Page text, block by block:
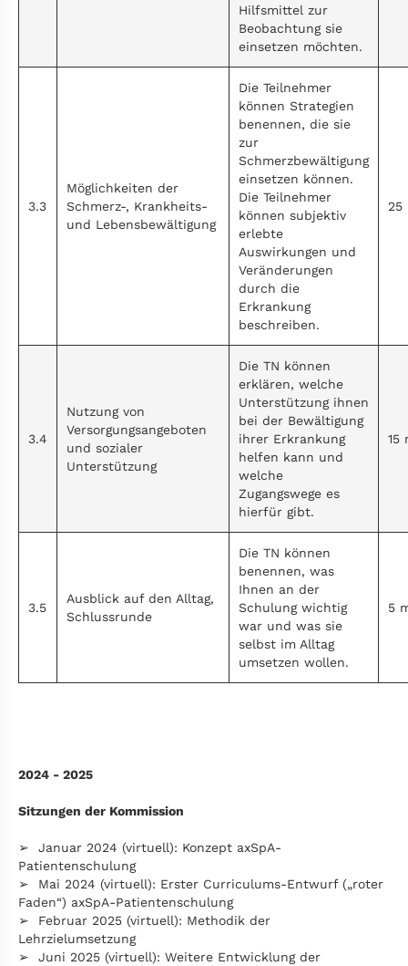
Hilfsmittel zur
Beobachtung sie
einsetzen möchten.
3.3
Möglichkeiten der
Schmerz-, Krankheits-
und Lebensbewältigung
Die Teilnehmer
können Strategien
benennen, die sie
zur
Schmerzbewältigung
einsetzen können.
Die Teilnehmer
können subjektiv
erlebte
Auswirkungen und
Veränderungen
durch die
Erkrankung
beschreiben.
25
3.4
Nutzung von
Versorgungsangeboten
und sozialer
Unterstützung
Die TN können
erklären, welche
Unterstützung ihnen
bei der Bewältigung
ihrer Erkrankung
helfen kann und
welche
Zugangswege es
hierfür gibt.
15
3.5
Ausblick auf den Alltag,
Schlussrunde
Die TN können
benennen, was
Ihnen an der
Schulung wichtig
war und was sie
selbst im Alltag
umsetzen wollen.
5
2024 - 2025
Sitzungen der Kommission
➢ Januar 2024 (virtuell): Konzept axSpA-
Patientenschulung
➢ Mai 2024 (virtuell): Erster Curriculums-Entwurf („roter
Faden“) axSpA-Patientenschulung
➢ Februar 2025 (virtuell): Methodik der
Lehrzielumsetzung
➢ Juni 2025 (virtuell): Weitere Entwicklung der